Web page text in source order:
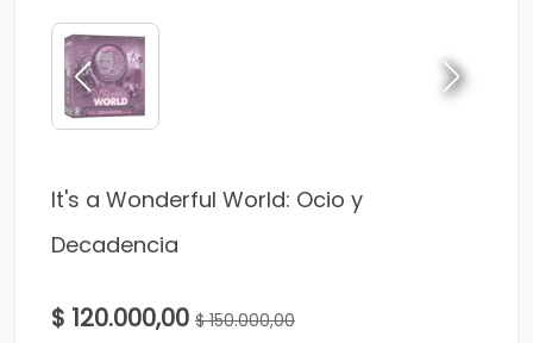
It's a Wonderful World: Ocio y
Decadencia
$ 120.000,00 $ 150.000,00